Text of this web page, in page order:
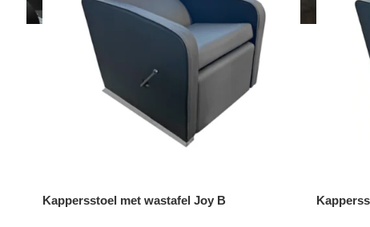
Kappersstoel met wastafel Joy B